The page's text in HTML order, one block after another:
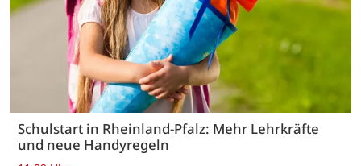
Schulstart in Rheinland-Pfalz: Mehr Lehrkräfte
und neue Handyregeln